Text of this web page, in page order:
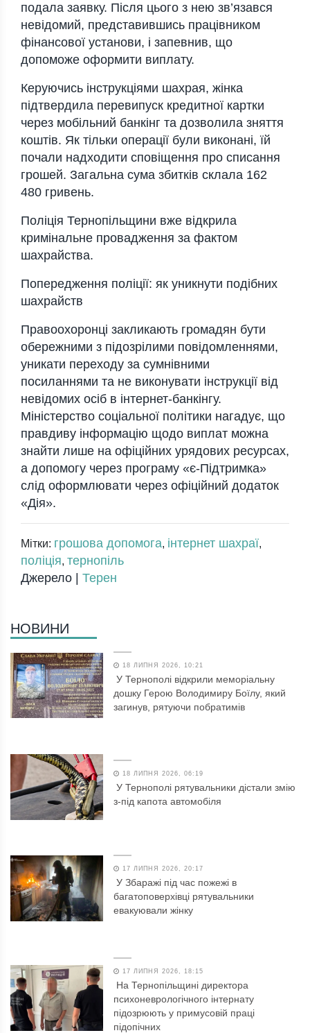
подала заявку. Після цього з нею зв’язався
невідомий, представившись працівником
фінансової установи, і запевнив, що
допоможе оформити виплату.
Керуючись інструкціями шахрая, жінка
підтвердила перевипуск кредитної картки
через мобільний банкінг та дозволила зняття
коштів. Як тільки операції були виконані, їй
почали надходити сповіщення про списання
грошей. Загальна сума збитків склала 162
480 гривень.
Поліція Тернопільщини вже відкрила
кримінальне провадження за фактом
шахрайства.
Попередження поліції: як уникнути подібних
шахрайств
Правоохоронці закликають громадян бути
обережними з підозрілими повідомленнями,
уникати переходу за сумнівними
посиланнями та не виконувати інструкції від
невідомих осіб в інтернет-банкінгу.
Міністерство соціальної політики нагадує, що
правдиву інформацію щодо виплат можна
знайти лише на офіційних урядових ресурсах,
а допомогу через програму «є-Підтримка»
слід оформлювати через офіційний додаток
«Дія».
Мітки: грошова допомога, інтернет шахраї,
поліція, тернопіль
Джерело | Терен
НОВИНИ
18 ЛИПНЯ 2026, 10:21
У Тернополі відкрили меморіальну
дошку Герою Володимиру Боїлу, який
загинув, рятуючи побратимів
18 ЛИПНЯ 2026, 06:19
У Тернополі рятувальники дістали змію
з-під капота автомобіля
17 ЛИПНЯ 2026, 20:17
У Збаражі під час пожежі в
багатоповерхівці рятувальники
евакуювали жінку
17 ЛИПНЯ 2026, 18:15
На Тернопільщині директора
психоневрологічного інтернату
підозрюють у примусовій праці
підопічних